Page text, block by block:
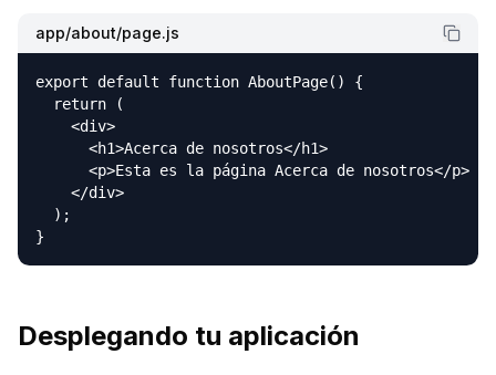
app/about/page.js
export default function AboutPage() {
  return (
    <div>
      <h1>Acerca de nosotros</h1>
      <p>Esta es la página Acerca de nosotros</p>
    </div>
  );
}
Desplegando tu aplicación